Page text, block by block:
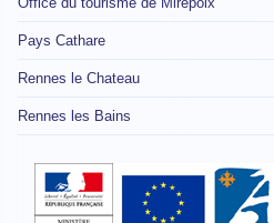
Pays Cathare
Rennes le Chateau
Rennes les Bains